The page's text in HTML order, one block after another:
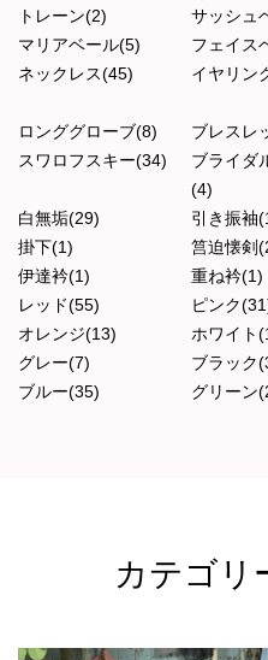
トレーン(2) サッシュ
マリアベール(5)
フェイス
ネックレス(45)
イヤリン
ロンググローブ(8)
ブレスレ
スワロフスキー(34)
ブライダ
(4)
白無垢(29) 引き振袖
掛下(1)
筥迫懐剣
伊達衿(1)
重ね衿(1)
レッド(55)
ピンク
オレンジ(13)
ホワイト
グレー(7)
ブラック
ブルー(35)
グリーン
カテゴリ